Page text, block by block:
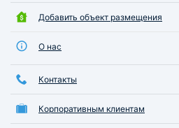
Добавить объект размещения
О нас
Контакты
Корпоративным клиентам